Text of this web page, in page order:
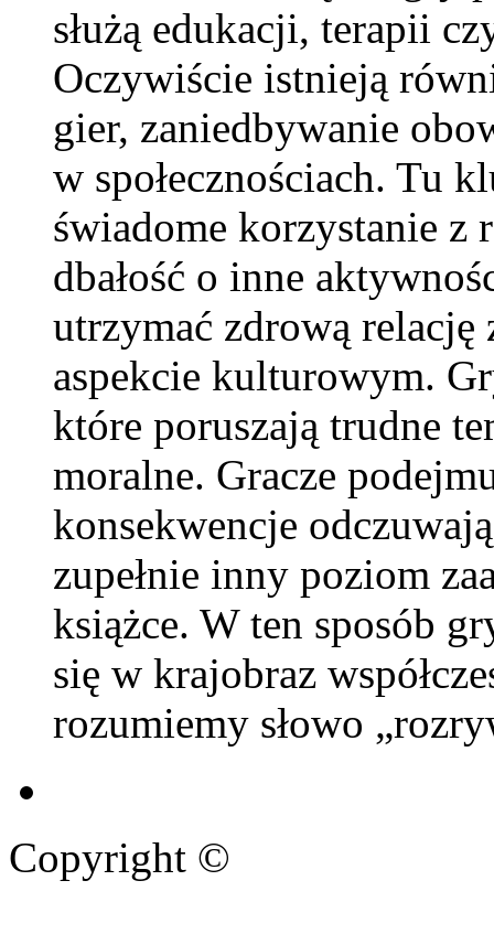
służą edukacji, terapii
Oczywiście istnieją
gier, zaniedbywanie
w społecznościach. Tu
świadome korzystanie
dbałość o inne
utrzymać zdrową relację
aspekcie kulturowym.
które poruszają trudne
moralne. Gracze
konsekwencje
zupełnie inny poziom
książce. W ten sposób
się w krajobraz
rozumiemy słowo
Copyright ©